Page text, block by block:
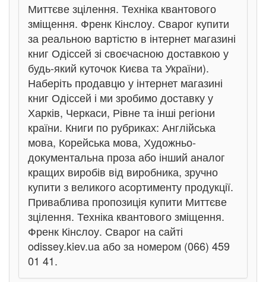
Миттєве зцілення. Техніка квантового
зміщення. Френк Кінслоу. Сварог купити
за реальною вартістю в інтернет магазині
книг Одіссей зі своєчасною доставкою у
будь-який куточок Києва та України).
Наберіть продавцю у інтернет магазині
книг Одіссей і ми зробимо доставку у
Харків, Черкаси, Рівне та інші регіони
країни. Книги по рубриках: Англійська
мова, Корейська мова, Художньо-
документальна проза або інший аналог
кращих виробів від виробника, зручно
купити з великого асортименту продукції.
Приваблива пропозиція купити Миттєве
зцілення. Техніка квантового зміщення.
Френк Кінслоу. Сварог на сайті
odissey.kiev.ua або за номером (066) 459
01 41.